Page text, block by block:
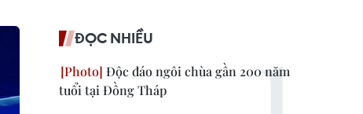
ĐỌC NHIỀU
Độc đáo ngôi chùa gần 200 năm
tuổi tại Đồng Tháp